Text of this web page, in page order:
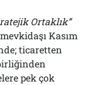
Ortaklık”
Kasım
ticaretten
pek çok